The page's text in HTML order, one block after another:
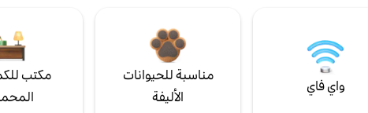
واي فاي
مناسبة للحيوانات
الأليفة
مكتب